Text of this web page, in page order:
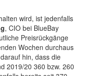
wird, ist jedenfalls
, CIO bei BlueBay
Preisrückgänge
Wochen durchaus
hin, dass die
2019/20 360 bzw. 260